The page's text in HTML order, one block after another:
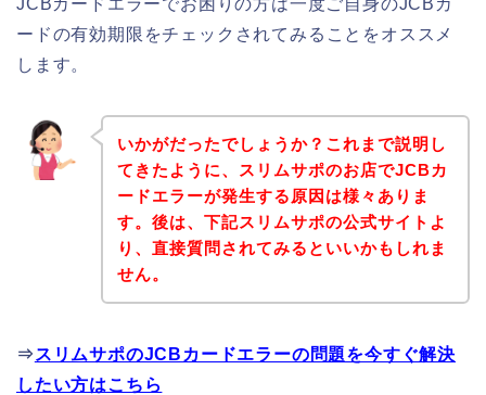
JCBカードエラーでお困りの方は一度ご自身のJCBカ
ードの有効期限をチェックされてみることをオススメ
します。
いかがだったでしょうか？これまで説明し
てきたように、スリムサポのお店でJCBカ
ードエラーが発生する原因は様々ありま
す。後は、下記スリムサポの公式サイトよ
り、直接質問されてみるといいかもしれま
せん。
⇒ スリムサポのJCBカードエラーの問題を今すぐ解決
したい方はこちら